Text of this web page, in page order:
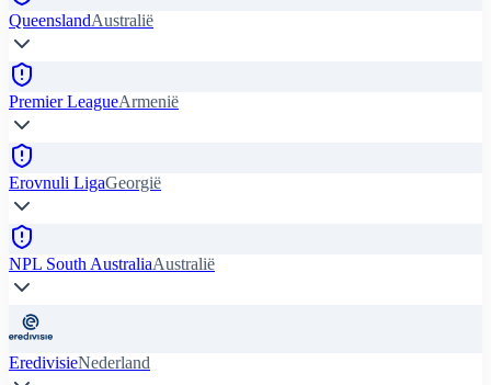
QueenslandAustralië
Premier LeagueArmenië
Erovnuli LigaGeorgië
NPL South AustraliaAustralië
EredivisieNederland